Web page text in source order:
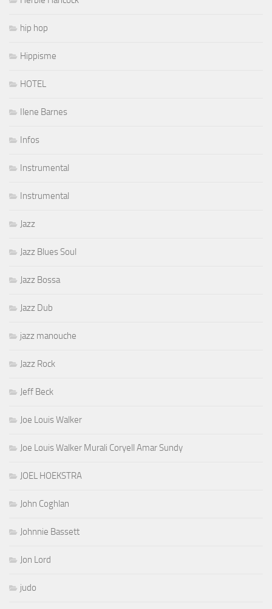
hip hop
Hippisme
HOTEL
Ilene Barnes
Infos
Instrumental
Instrumental
Jazz
Jazz Blues Soul
Jazz Bossa
Jazz Dub
jazz manouche
Jazz Rock
Jeff Beck
Joe Louis Walker
Joe Louis Walker Murali Coryell Amar Sundy
JOEL HOEKSTRA
John Coghlan
Johnnie Bassett
Jon Lord
judo